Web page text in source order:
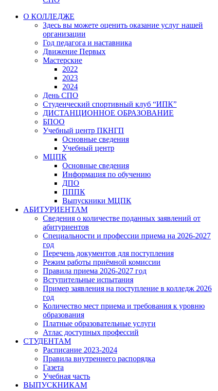
О КОЛЛЕДЖЕ
Здесь вы можете оценить оказание услуг нашей
организации
Год педагога и наставника
Движение Первых
Мастерские
2022
2023
2024
День СПО
Студенческий спортивный клуб “ИПК”
ДИСТАНЦИОННОЕ ОБРАЗОВАНИЕ
БПОО
Учебный центр ПКНГП
Основные сведения
Учебный центр
МЦПК
Основные сведения
Информация по обучению
ДПО
ПППК
Выпускники МЦПК
АБИТУРИЕНТАМ
Сведения о количестве поданных заявлений от
абитуриентов
Специальности и профессии приема на 2026-2027
год
Перечень документов для поступления
Режим работы приёмной комиссии
Правила приема 2026-2027 год
Вступительные испытания
Пример заявления на поступление в колледж 2026
год
Количество мест приема и требования к уровню
образования
Платные образовательные услуги
Атлас доступных профессий
СТУДЕНТАМ
Расписание 2023-2024
Правила внутреннего распорядка
Газета
Учебная часть
ВЫПУСКНИКАМ